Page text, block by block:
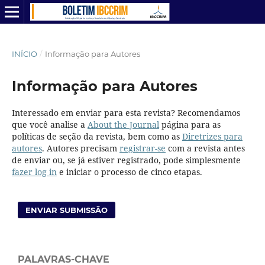
INÍCIO / Informação para Autores
Informação para Autores
Interessado em enviar para esta revista? Recomendamos
que você analise a About the Journalpágina para as
políticas de seção da revista, bem como as Diretrizes para
autores. Autores precisam registrar-se com a revista antes
de enviar ou, se já estiver registrado, pode simplesmente
fazer log ine iniciar o processo de cinco etapas.
ENVIAR SUBMISSÃO
PALAVRAS-CHAVE